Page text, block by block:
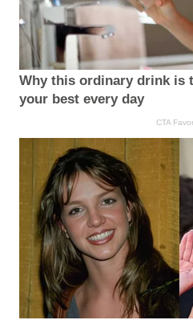
Why this ordinary drink is
your best every day
CTA